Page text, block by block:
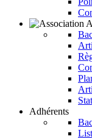
Adhérents